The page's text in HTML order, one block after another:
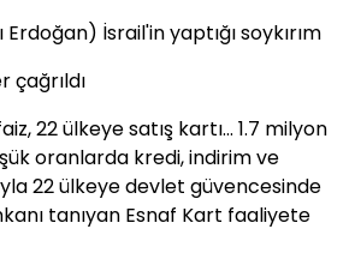
İsrail'in yaptığı soykırım
çağrıldı
22 ülkeye satış kartı... 1.7 milyon
oranlarda kredi, indirim ve
22 ülkeye devlet güvencesinde
tanıyan Esnaf Kart faaliyete